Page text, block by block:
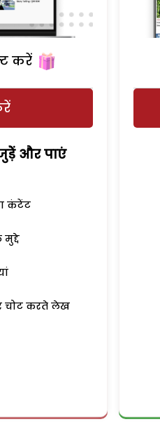
करें
और पाएं
कंटेंट
चोट करते लेख